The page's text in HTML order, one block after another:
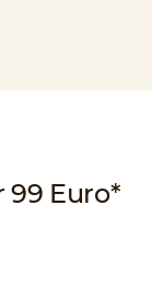
Euro*